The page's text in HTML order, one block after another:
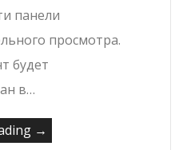
панели
просмотра.
будет
в…
→